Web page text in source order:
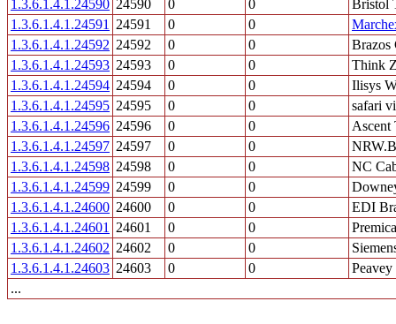
1.3.6.1.4.1.24590 24590 0 0
Bristol
1.3.6.1.4.1.24591
24591 0 0
1.3.6.1.4.1.24592 24592 0 0
Brazos
1.3.6.1.4.1.24593 24593 0 0
Think
1.3.6.1.4.1.24594 24594 0 0
Ilisys
1.3.6.1.4.1.24595 24595 0 0
safari
1.3.6.1.4.1.24596 24596 0 0
Ascent
1.3.6.1.4.1.24597 24597 0 0
1.3.6.1.4.1.24598 24598 0 0
NC
1.3.6.1.4.1.24599 24599 0 0
1.3.6.1.4.1.24600 24600 0 0
EDI
1.3.6.1.4.1.24601
24601 0 0
1.3.6.1.4.1.24602 24602 0 0
1.3.6.1.4.1.24603 24603 0 0
...